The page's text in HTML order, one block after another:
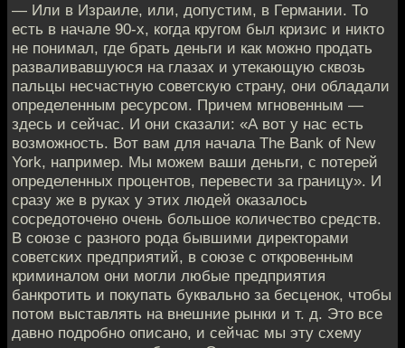
— Или в Израиле, или, допустим, в Германии. То
есть в начале 90-х, когда кругом был кризис и никто
не понимал, где брать деньги и как можно продать
разваливавшуюся на глазах и утекающую сквозь
пальцы несчастную советскую страну, они обладали
определенным ресурсом. Причем мгновенным —
здесь и сейчас. И они сказали: «А вот у нас есть
возможность. Вот вам для начала The Bank of New
York, например. Мы можем ваши деньги, с потерей
определенных процентов, перевести за границу». И
сразу же в руках у этих людей оказалось
сосредоточено очень большое количество средств.
В союзе с разного рода бывшими директорами
советских предприятий, в союзе с откровенным
криминалом они могли любые предприятия
банкротить и покупать буквально за бесценок, чтобы
потом выставлять на внешние рынки и т. д. Это все
давно подробно описано, и сейчас мы эту схему